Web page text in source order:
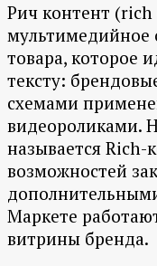
Рич контент
мультимедийное
товара, которое
тексту:
схемами
видеороликами.
называется Rich-
возможностей
Маркете
витрины бренда.